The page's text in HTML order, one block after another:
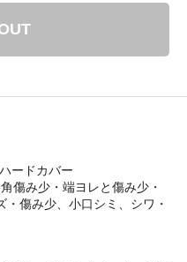
ードカバー
傷み少・端ヨレと傷み少・
傷み少、小口シミ、シワ・